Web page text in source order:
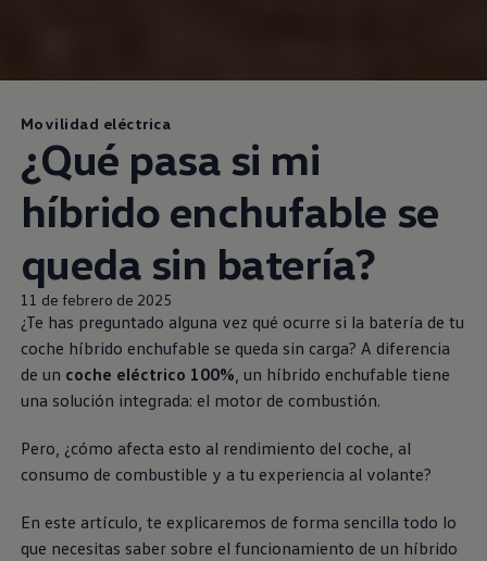
Movilidad eléctrica
¿Qué pasa si mi
híbrido enchufable se
queda sin batería?
11 de febrero de 2025
¿Te has preguntado alguna vez qué ocurre si la batería de tu
coche híbrido enchufable se queda sin carga? A diferencia
de un coche eléctrico 100%, un híbrido enchufable tiene
una solución integrada: el motor de combustión.
Pero, ¿cómo afecta esto al rendimiento del coche, al
consumo de combustible y a tu experiencia al volante?
En este artículo, te explicaremos de forma sencilla todo lo
que necesitas saber sobre el funcionamiento de un híbrido